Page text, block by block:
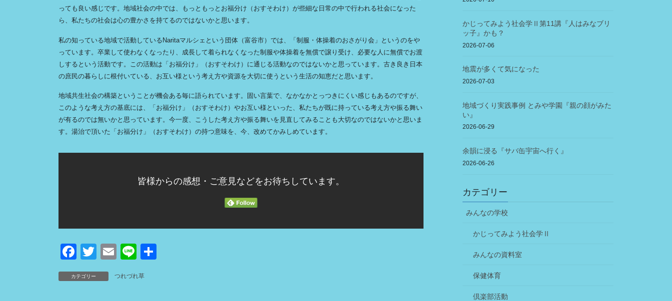
っても良い感じです。地域社会の中では、もっともっとお福分け（おすそわけ）が些細な日常の中で行われる社会になった
ら、私たちの社会は心の豊かさを持てるのではないかと思います。
私の知っている地域で活動しているNaritaマルシェという団体（富谷市）では、「制服・体操着のおさがり会」というのをや
っています。卒業して使わなくなったり、成長して着られなくなった制服や体操着を無償で譲り受け、必要な人に無償でお渡
しするという活動です。この活動は「お福分け」（おすそわけ）に通じる活動なのではないかと思っています。古き良き日本
の庶民の暮らしに根付いている、お互い様という考え方や資源を大切に使うという生活の知恵だと思います。
地域共生社会の構築ということが機会ある毎に語られています。固い言葉で、なかなかとっつきにくい感じもあるのですが、
このような考え方の基底には、「お福分け」（おすそわけ）やお互い様といった、私たちが既に持っている考え方や振る舞い
が有るのでは無いかと思っています。今一度、こうした考え方や振る舞いを見直してみることも大切なのではないかと思いま
す。湯治で頂いた「お福分け」（おすそわけ）の持つ意味を、今、改めてかみしめています。
皆様からの感想・ご意見などをお待ちしています。
F
a
c
T
wi
tt
E
ail
Li
e
カテゴリー つれづれ草
かじってみよう社会学Ⅱ第11講『人はみなブリ
ッ子』かも？
2026-07-06
地震が多くて気になった
2026-07-03
地域づくり実践事例 とみや学園『親の顔がみた
い』
2026-06-29
余韻に浸る『サバ缶宇宙へ行く』
2026-06-26
カテゴリー
みんなの学校
かじってみよう社会学Ⅱ
みんなの資料室
保健体育
倶楽部活動